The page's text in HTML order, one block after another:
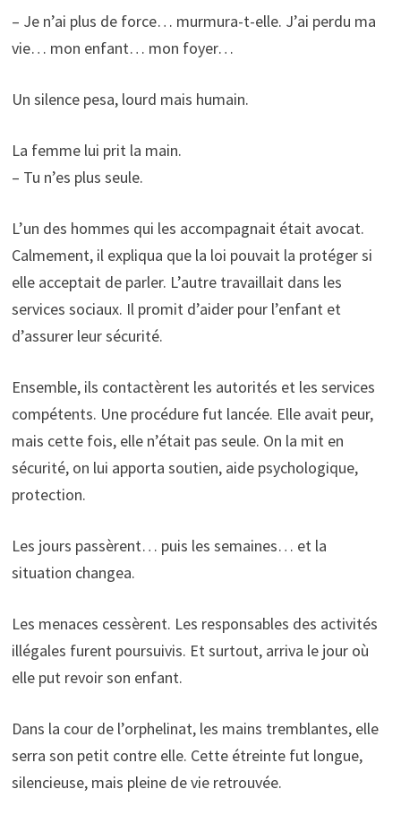
– Je n’ai plus de force… murmura-t-elle. J’ai perdu ma
vie… mon enfant… mon foyer…
Un silence pesa, lourd mais humain.
La femme lui prit la main.
– Tu n’es plus seule.
L’un des hommes qui les accompagnait était avocat.
Calmement, il expliqua que la loi pouvait la protéger si
elle acceptait de parler. L’autre travaillait dans les
services sociaux. Il promit d’aider pour l’enfant et
d’assurer leur sécurité.
Ensemble, ils contactèrent les autorités et les services
compétents. Une procédure fut lancée. Elle avait peur,
mais cette fois, elle n’était pas seule. On la mit en
sécurité, on lui apporta soutien, aide psychologique,
protection.
Les jours passèrent… puis les semaines… et la
situation changea.
Les menaces cessèrent. Les responsables des activités
illégales furent poursuivis. Et surtout, arriva le jour où
elle put revoir son enfant.
Dans la cour de l’orphelinat, les mains tremblantes, elle
serra son petit contre elle. Cette étreinte fut longue,
silencieuse, mais pleine de vie retrouvée.